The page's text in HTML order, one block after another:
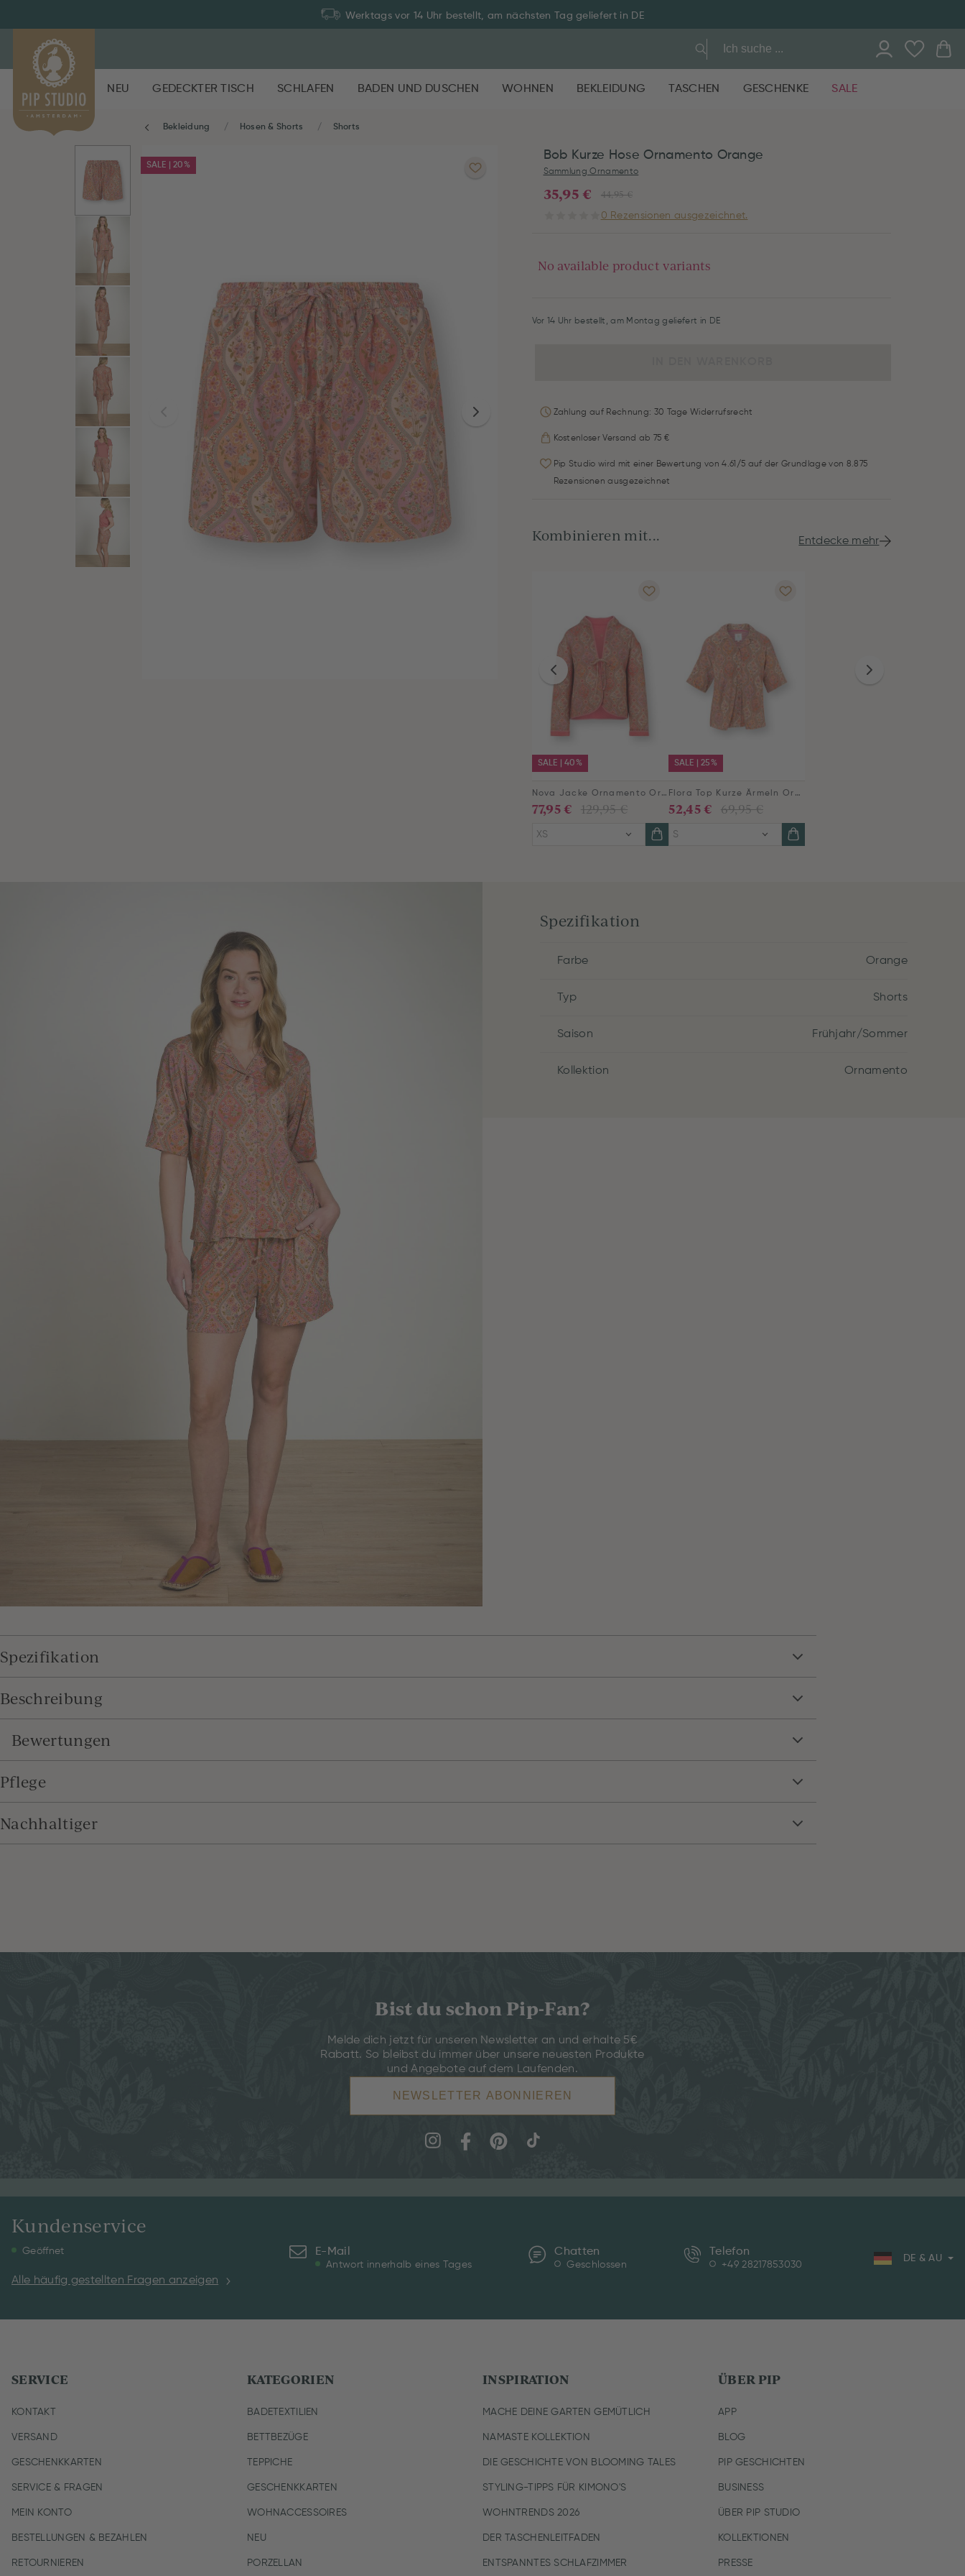
Werktags vor 14 Uhr bestellt, am nächsten Tag geliefert in DE
NEU GEDECKTER TISCH SCHLAFEN BADEN UND DUSCHEN WOHNEN BEKLEIDUNG TASCHEN GESCHENKE SALE
Bekleidung Hosen & Shorts Shorts
SALE | 20%
Bob Kurze Hose Ornamento Orange
Sammlung Ornamento
44,95 €
35,95 €
0 Rezensionen ausgezeichnet.
No available product variants
Vor 14 Uhr bestellt, am Montag geliefert in DE
Zahlung auf Rechnung: 30 Tage Widerrufsrecht
Kostenloser Versand ab 75 €
Pip Studio wird mit einer Bewertung von 4.61/5 auf der Grundlage von 8.875
Rezensionen ausgezeichnet
Kombinieren mit... Entdecke mehr
SALE | 40%
Nova Jacke Ornamento Orange
129,95 €
77,95 €
XS
SALE | 25%
Flora Top Kurze Ärmeln Ornamento Orange
69,95 €
52,45 €
S
Spezifikation
Farbe Orange
Typ Shorts
Saison Frühjahr/Sommer
Kollektion Ornamento
Spezifikation
Beschreibung
Bewertungen
Pflege
Nachhaltiger
Bist du schon Pip-Fan?
Melde dich jetzt für unseren Newsletter an und erhalte 5€
Rabatt. So bleibst du immer über unsere neuesten Produkte
und Angebote auf dem Laufenden.
NEWSLETTER ABONNIEREN
Kundenservice
Geöffnet
Alle häufig gestellten Fragen anzeigen
E-Mail
Antwort innerhalb eines Tages
Chatten
Geschlossen
Telefon
+49 28217853030
DE & AU
SERVICE
KONTAKT
VERSAND
GESCHENKKARTEN
SERVICE & FRAGEN
MEIN KONTO
BESTELLUNGEN & BEZAHLEN
RETOURNIEREN
KATEGORIEN
BADETEXTILIEN
BETTBEZÜGE
TEPPICHE
GESCHENKKARTEN
WOHNACCESSOIRES
NEU
PORZELLAN
INSPIRATION
MACHE DEINE GARTEN GEMÜTLICH
NAMASTE KOLLEKTION
DIE GESCHICHTE VON BLOOMING TALES
STYLING-TIPPS FÜR KIMONO'S
WOHNTRENDS 2026
DER TASCHENLEITFADEN
ENTSPANNTES SCHLAFZIMMER
ÜBER PIP
APP
BLOG
PIP GESCHICHTEN
BUSINESS
ÜBER PIP STUDIO
KOLLEKTIONEN
PRESSE